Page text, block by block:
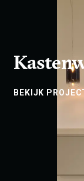
BEKIJK